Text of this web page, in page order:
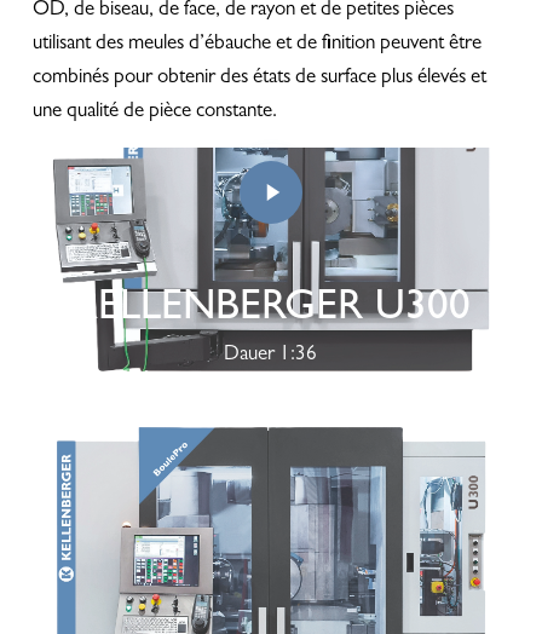
OD, de biseau, de face, de rayon et de petites pièces
utilisant des meules d’ébauche et de finition peuvent être
combinés pour obtenir des états de surface plus élevés et
une qualité de pièce constante.
Play
Video
KELLENBERGER U300
Dauer 1:36